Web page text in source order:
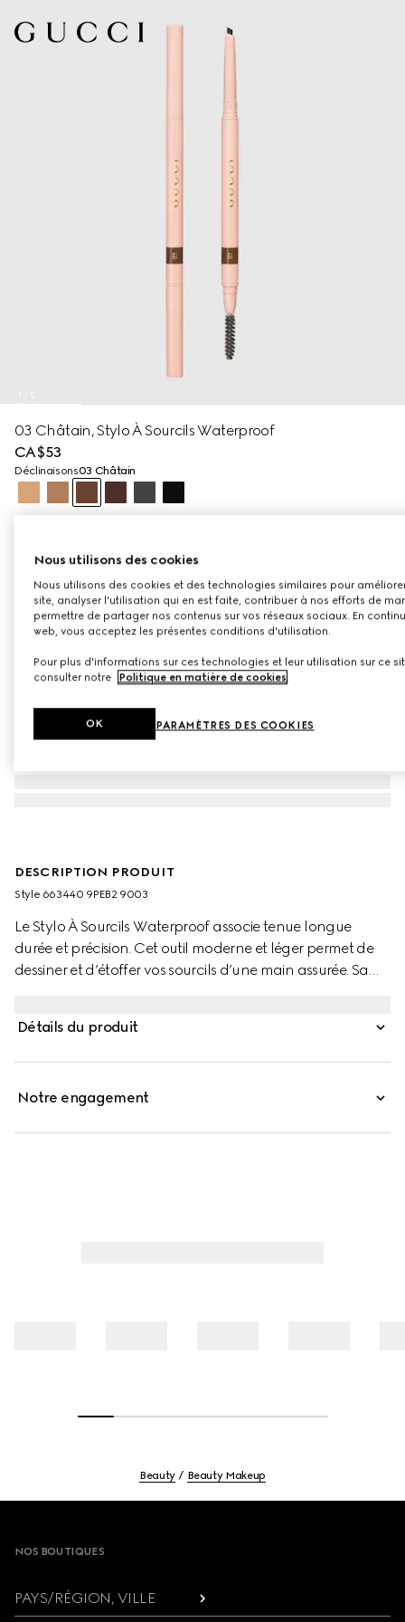
03 Châtain, Stylo À Sourcils Waterproof
CA$53
Déclinaisons03 Châtain
DESCRIPTION PRODUIT
Style ‎663440 9PEB2 9003
Le Stylo À Sourcils Waterproof associe tenue longue
durée et précision. Cet outil moderne et léger permet de
dessiner et d’étoffer vos sourcils d’une main assurée. Sa
définis, avec un fini similaire aux sourcils naturels. Conçu
passage après passage, le double embout comporte une
Détails du produit
Notre engagement
Beauty Beauty Makeup
NOS BOUTIQUES
PAYS/RÉGION, VILLE
Nous utilisons des cookies
Nous utilisons des cookies et des technologies similaires pour
site, analyser l'utilisation qui en est faite, contribuer à nos efforts de
permettre de partager nos contenus sur vos réseaux sociaux. En
web, vous acceptez les présentes conditions d'utilisation.
Pour plus d'informations sur ces technologies et leur utilisation sur ce
consulter notre
Politique en matière de cookies.
PARAMÈTRES DES COOKIES
OK